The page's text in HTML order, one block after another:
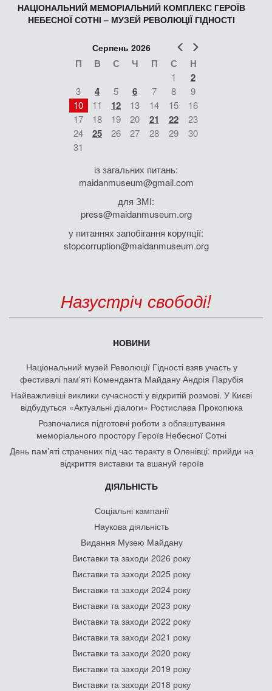
НАЦІОНАЛЬНИЙ МЕМОРІАЛЬНИЙ КОМПЛЕКС ГЕРОЇВ
НЕБЕСНОЇ СОТНІ – МУЗЕЙ РЕВОЛЮЦІЇ ГІДНОСТІ
Попер
Серпень 2026
П В С Ч П С Н
1 2
3 4 5 6 7 8
9
10
11 12 13 14 15
16
17
18 19 20 21 22
23
24
25 26 27 28 29
30
31
із загальних питань:
maidanmuseum@gmail.com
для ЗМІ:
press@maidanmuseum.org
у питаннях запобігання корупції:
stopcorruption@maidanmuseum.org
Назустріч свободі!
НОВИНИ
Національний музей Революції Гідності взяв участь у
фестивалі пам'яті Коменданта Майдану Андрія Парубія
Найважливіші виклики сучасності у відкритій розмові. У Києві
відбудуться «Актуальні діалоги» Ростислава Прокопюка
Розпочалися підготовчі роботи з облаштування
меморіального простору Героїв Небесної Сотні
День памʼяті страчених під час теракту в Оленівці: прийди на
відкриття виставки та вшануй героїв
ДІЯЛЬНІСТЬ
Соціальні кампанії
Наукова діяльність
Видання Музею Майдану
Виставки та заходи 2026 року
Виставки та заходи 2025 року
Виставки та заходи 2024 року
Виставки та заходи 2023 року
Виставки та заходи 2022 року
Виставки та заходи 2021 року
Виставки та заходи 2020 року
Виставки та заходи 2019 року
Виставки та заходи 2018 року